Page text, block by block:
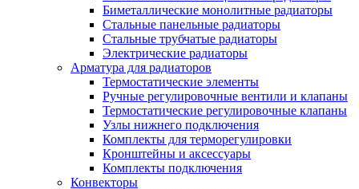
Биметаллические монолитные радиаторы
Стальные панельные радиаторы
Стальные трубчатые радиаторы
Электрические радиаторы
Арматура для радиаторов
Термостатические элементы
Ручные регулировочные вентили и клапаны
Термостатические регулировочные клапаны
Узлы нижнего подключения
Комплекты для терморегулировки
Кронштейны и аксессуары
Комплекты подключения
Конвекторы